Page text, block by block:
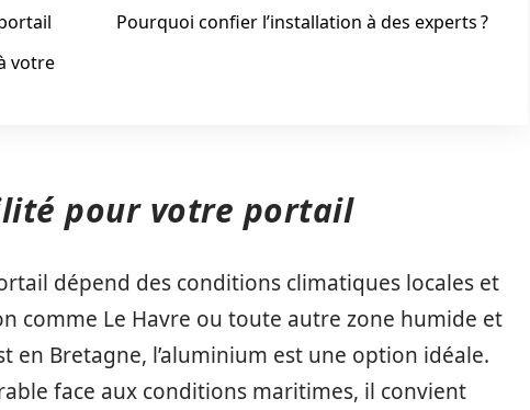
votre
Pourquoi confier l’installation à des experts ?
pour votre portail
dépend des conditions climatiques locales et
comme Le Havre ou toute autre zone humide et
en Bretagne, l’aluminium est une option idéale.
face aux conditions maritimes, il convient